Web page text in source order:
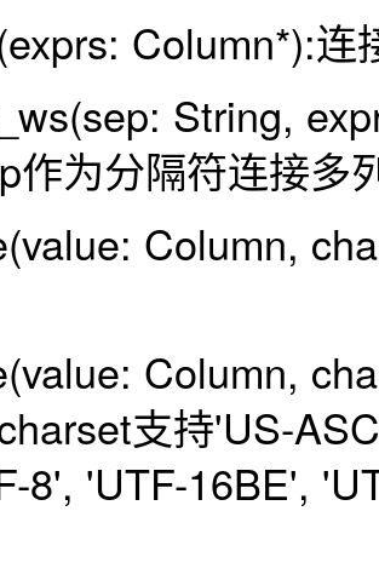
Column*):连
String,
作为分隔符连接多
Column,
Column,
支持'US-
8', 'UTF-16BE',